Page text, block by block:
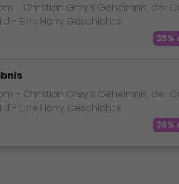
- Christian Grey’s Geheimnis, der
- Eine Harry Geschichte.
35%
- Christian Grey’s Geheimnis, der
- Eine Harry Geschichte.
36%